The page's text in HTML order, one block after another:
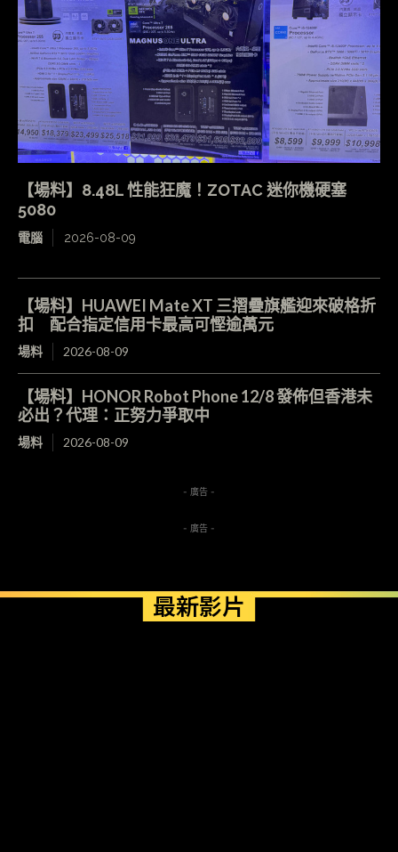
【場料】8.48L 性能狂魔！ZOTAC 迷你機硬塞
5080
電腦 2026-08-09
【場料】HUAWEI Mate XT 三摺疊旗艦迎來破格折
扣 配合指定信用卡最高可慳逾萬元
場料 2026-08-09
【場料】HONOR Robot Phone 12/8 發佈但香港未
必出？代理：正努力爭取中
場料 2026-08-09
- 廣告 -
- 廣告 -
最新影片